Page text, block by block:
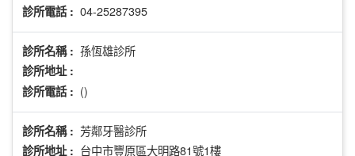
診所電話 : 04-25287395
診所名稱 : 孫恆雄診所
診所地址 :
診所電話 : ()
診所名稱 : 芳鄰牙醫診所
診所地址 : 台中市豐原區大明路81號1樓